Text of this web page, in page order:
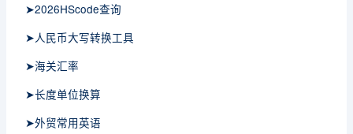
➤2026HScode查询
➤人民币大写转换工具
➤海关汇率
➤长度单位换算
➤外贸常用英语